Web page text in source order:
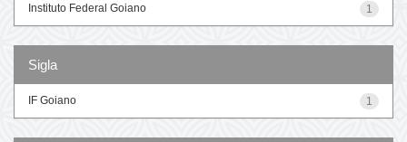
1
Instituto Federal Goiano
Sigla
1
IF Goiano